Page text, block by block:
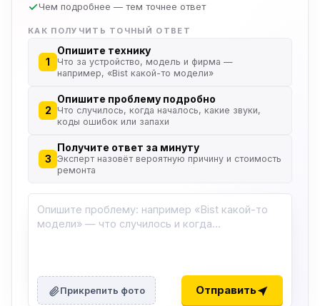
Чем подробнее — тем точнее ответ
КАК ПОЛУЧИТЬ ТОЧНЫЙ ОТВЕТ
1
Опишите технику
Что за устройство, модель и фирма —
например, «Bist какой-то модели»
2
Опишите проблему подробно
Что случилось, когда началось, какие звуки,
коды ошибок или запахи
3
Получите ответ за минуту
Эксперт назовёт вероятную причину и стоимость
ремонта
Прикрепить фото Отправить